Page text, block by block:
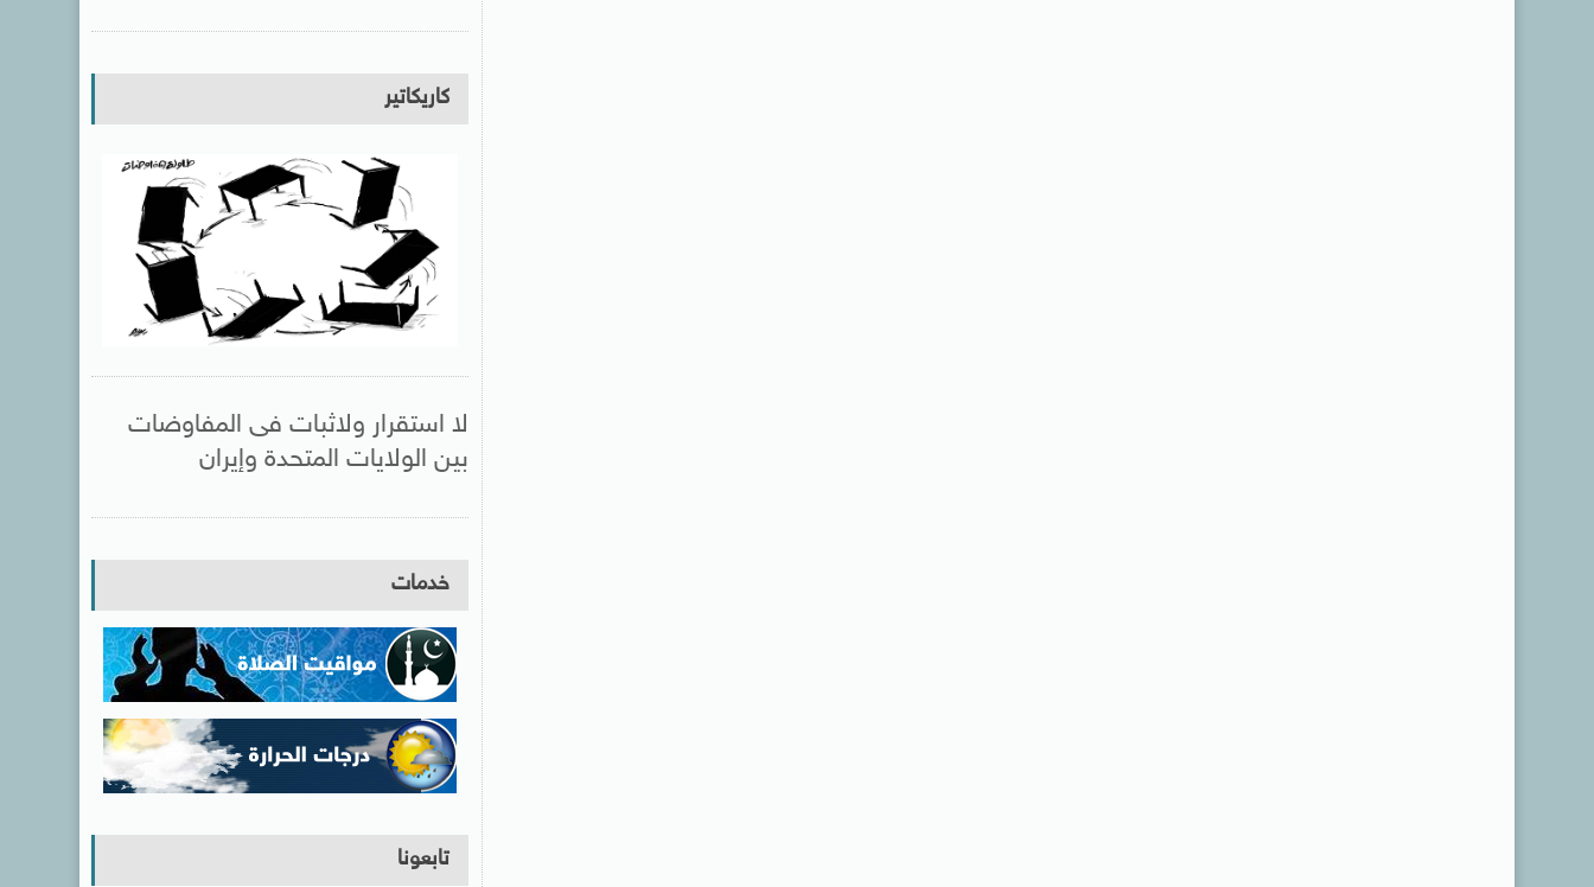
كاريكاتير
لا استقرار ولاثبات فى المفاوضات
بين الولايات المتحدة وإيران
خدمات
تابعونا